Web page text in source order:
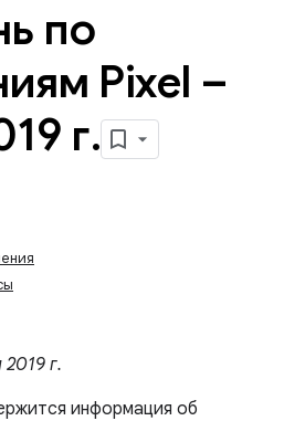
по
Pixel –
г.
г.
информация об